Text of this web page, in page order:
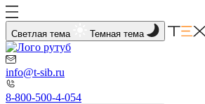
Светлая тема Темная тема
info@t-sib.ru
8-800-500-4-054